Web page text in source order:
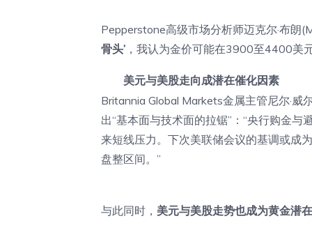
Pepperstone高级市场分析师迈克尔·布朗
骨头’ ，我认为金价可能在3900至4400美
美元与美股走向成潜在催化因素
Britannia Global Markets金属主管尼尔·
出“基本面与技术面的拉锯”：“央行购金
来短线压力。下次美联储会议的基调或
盘整区间。”
与此同时， 美元与美股走势也成为黄金潜